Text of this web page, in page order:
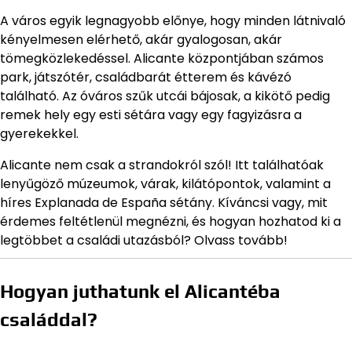
A város egyik legnagyobb előnye, hogy minden látnivaló
kényelmesen elérhető, akár gyalogosan, akár
tömegközlekedéssel. Alicante központjában számos
park, játszótér, családbarát étterem és kávézó
található. Az óváros szűk utcái bájosak, a kikötő pedig
remek hely egy esti sétára vagy egy fagyizásra a
gyerekekkel.
Alicante nem csak a strandokról szól! Itt találhatóak
lenyűgöző múzeumok, várak, kilátópontok, valamint a
híres Explanada de España sétány. Kíváncsi vagy, mit
érdemes feltétlenül megnézni, és hogyan hozhatod ki a
legtöbbet a családi utazásból? Olvass tovább!
Hogyan juthatunk el Alicantéba
családdal?